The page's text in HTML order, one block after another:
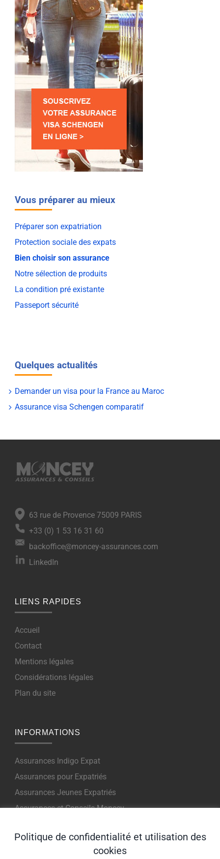
Vous préparer au mieux
Préparer son expatriation
Protection sociale des expats
Bien choisir son assurance
Notre sélection de produits
La condition pré existante
Passeport sécurité
Quelques actualités
Demander un visa pour la France au Maroc
Assurance visa Schengen comparatif
63 rue de Provence 75009 PARIS
+33 (0) 1 53 16 31 60
backoffice@moncey-assurances.com
LinkedIn
LIENS RAPIDES
Accueil
Contact
Mentions légales
Considérations légales
Plan du site
INFORMATIONS
Assurances Indigo Expat
Assurances pour Expatriés
Assurances Jeunes Expatriés
Assurances et Conseils Moncey
Politique de confidentialité et utilisation des
cookies